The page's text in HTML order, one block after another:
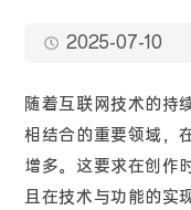
2025-07-10
随着互联网技术的持
相结合的重要领域，
增多。这要求在创作
且在技术与功能的实